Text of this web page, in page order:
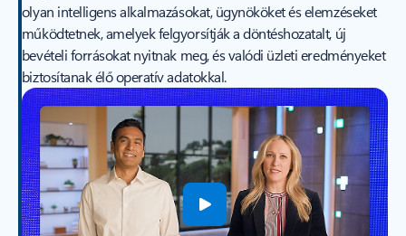
olyan intelligens alkalmazásokat, ügynököket és elemzéseket
működtetnek, amelyek felgyorsítják a döntéshozatalt, új
bevételi forrásokat nyitnak meg, és valódi üzleti eredményeket
biztosítanak élő operatív adatokkal.